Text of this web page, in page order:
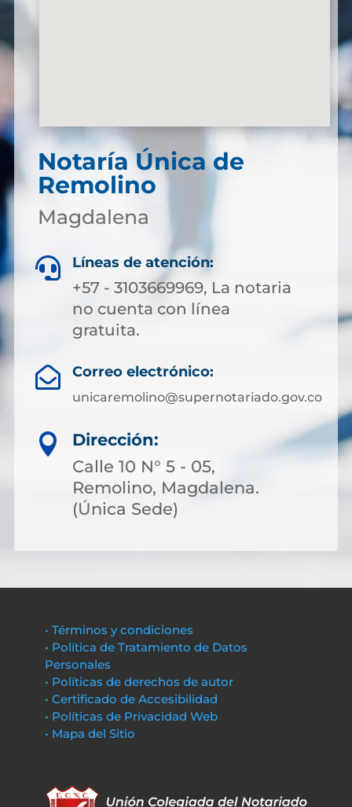
Notaría Única de
Remolino
Magdalena
 Líneas de atención:
+57 - 3103669969, La notaria
no cuenta con línea
gratuita.
 Correo electrónico:
unicaremolino@supernotariado.gov.co

Dirección:
Calle 10 N° 5 - 05,
Remolino, Magdalena.
(Única Sede)
• Términos y condiciones
• Política de Tratamiento de Datos
Personales
• Políticas de derechos de autor
• Certificado de Accesibilidad
• Políticas de Privacidad Web
• Mapa del Sitio